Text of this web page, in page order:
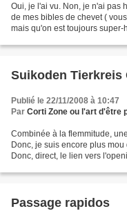
Oui, je l'ai vu. Non, je n'ai pas
de mes bibles de chevet (
mais qu'on est toujours super-
Suikoden Tierkreis
Publié le 22/11/2008 à 10:47
Par Corti Zone ou l'art d'être
Combinée à la flemmitude,
Donc, je suis encore plus
Donc, direct, le lien vers
Passage rapidos